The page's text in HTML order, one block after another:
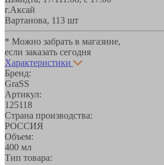
г.Аксай
Вартанова, 113 шт
* Можно забрать в магазине,
если заказать сегодня
Характеристики
Бренд:
GraSS
Артикул:
125118
Страна производства:
РОССИЯ
Объем:
400 мл
Тип товара: